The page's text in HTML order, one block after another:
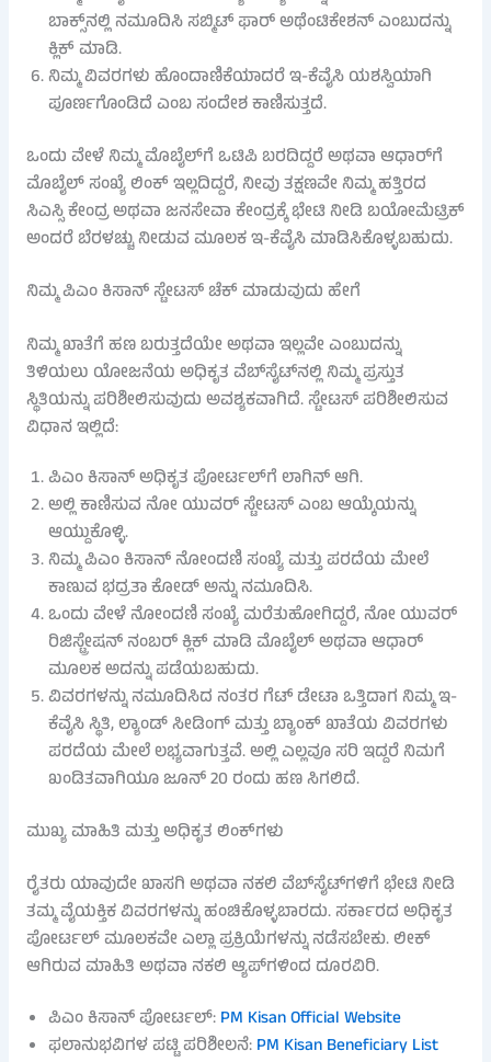
ಬಾಕ್ಸ್‌ನಲ್ಲಿ ನಮೂದಿಸಿ ಸಬ್ಮಿಟ್ ಫಾರ್ ಅಥೆಂಟಿಕೇಶನ್ ಎಂಬುದನ್ನು
ಕ್ಲಿಕ್ ಮಾಡಿ.
ನಿಮ್ಮ ವಿವರಗಳು ಹೊಂದಾಣಿಕೆಯಾದರೆ ಇ-ಕೆವೈಸಿ ಯಶಸ್ವಿಯಾಗಿ
ಪೂರ್ಣಗೊಂಡಿದೆ ಎಂಬ ಸಂದೇಶ ಕಾಣಿಸುತ್ತದೆ.
ಒಂದು ವೇಳೆ ನಿಮ್ಮ ಮೊಬೈಲ್‌ಗೆ ಒಟಿಪಿ ಬರದಿದ್ದರೆ ಅಥವಾ ಆಧಾರ್‌ಗೆ
ಮೊಬೈಲ್ ಸಂಖ್ಯೆ ಲಿಂಕ್ ಇಲ್ಲದಿದ್ದರೆ, ನೀವು ತಕ್ಷಣವೇ ನಿಮ್ಮ ಹತ್ತಿರದ
ಸಿಎಸ್ಸಿ ಕೇಂದ್ರ ಅಥವಾ ಜನಸೇವಾ ಕೇಂದ್ರಕ್ಕೆ ಭೇಟಿ ನೀಡಿ ಬಯೋಮೆಟ್ರಿಕ್
ಅಂದರೆ ಬೆರಳಚ್ಚು ನೀಡುವ ಮೂಲಕ ಇ-ಕೆವೈಸಿ ಮಾಡಿಸಿಕೊಳ್ಳಬಹುದು.
ನಿಮ್ಮ ಪಿಎಂ ಕಿಸಾನ್ ಸ್ಟೇಟಸ್ ಚೆಕ್ ಮಾಡುವುದು ಹೇಗೆ
ನಿಮ್ಮ ಖಾತೆಗೆ ಹಣ ಬರುತ್ತದೆಯೇ ಅಥವಾ ಇಲ್ಲವೇ ಎಂಬುದನ್ನು
ತಿಳಿಯಲು ಯೋಜನೆಯ ಅಧಿಕೃತ ವೆಬ್‌ಸೈಟ್‌ನಲ್ಲಿ ನಿಮ್ಮ ಪ್ರಸ್ತುತ
ಸ್ಥಿತಿಯನ್ನು ಪರಿಶೀಲಿಸುವುದು ಅವಶ್ಯಕವಾಗಿದೆ. ಸ್ಟೇಟಸ್ ಪರಿಶೀಲಿಸುವ
ವಿಧಾನ ಇಲ್ಲಿದೆ:
ಪಿಎಂ ಕಿಸಾನ್ ಅಧಿಕೃತ ಪೋರ್ಟಲ್‌ಗೆ ಲಾಗಿನ್ ಆಗಿ.
ಅಲ್ಲಿ ಕಾಣಿಸುವ ನೋ ಯುವರ್ ಸ್ಟೇಟಸ್ ಎಂಬ ಆಯ್ಕೆಯನ್ನು
ಆಯ್ದುಕೊಳ್ಳಿ.
ನಿಮ್ಮ ಪಿಎಂ ಕಿಸಾನ್ ನೋಂದಣಿ ಸಂಖ್ಯೆ ಮತ್ತು ಪರದೆಯ ಮೇಲೆ
ಕಾಣುವ ಭದ್ರತಾ ಕೋಡ್ ಅನ್ನು ನಮೂದಿಸಿ.
ಒಂದು ವೇಳೆ ನೋಂದಣಿ ಸಂಖ್ಯೆ ಮರೆತುಹೋಗಿದ್ದರೆ, ನೋ ಯುವರ್
ರಿಜಿಸ್ಟ್ರೇಷನ್ ನಂಬರ್ ಕ್ಲಿಕ್ ಮಾಡಿ ಮೊಬೈಲ್ ಅಥವಾ ಆಧಾರ್
ಮೂಲಕ ಅದನ್ನು ಪಡೆಯಬಹುದು.
ವಿವರಗಳನ್ನು ನಮೂದಿಸಿದ ನಂತರ ಗೆಟ್ ಡೇಟಾ ಒತ್ತಿದಾಗ ನಿಮ್ಮ ಇ-
ಕೆವೈಸಿ ಸ್ಥಿತಿ, ಲ್ಯಾಂಡ್ ಸೀಡಿಂಗ್ ಮತ್ತು ಬ್ಯಾಂಕ್ ಖಾತೆಯ ವಿವರಗಳು
ಪರದೆಯ ಮೇಲೆ ಲಭ್ಯವಾಗುತ್ತವೆ. ಅಲ್ಲಿ ಎಲ್ಲವೂ ಸರಿ ಇದ್ದರೆ ನಿಮಗೆ
ಖಂಡಿತವಾಗಿಯೂ ಜೂನ್ 20 ರಂದು ಹಣ ಸಿಗಲಿದೆ.
ಮುಖ್ಯ ಮಾಹಿತಿ ಮತ್ತು ಅಧಿಕೃತ ಲಿಂಕ್‌ಗಳು
ರೈತರು ಯಾವುದೇ ಖಾಸಗಿ ಅಥವಾ ನಕಲಿ ವೆಬ್‌ಸೈಟ್‌ಗಳಿಗೆ ಭೇಟಿ ನೀಡಿ
ತಮ್ಮ ವೈಯಕ್ತಿಕ ವಿವರಗಳನ್ನು ಹಂಚಿಕೊಳ್ಳಬಾರದು. ಸರ್ಕಾರದ ಅಧಿಕೃತ
ಪೋರ್ಟಲ್ ಮೂಲಕವೇ ಎಲ್ಲಾ ಪ್ರಕ್ರಿಯೆಗಳನ್ನು ನಡೆಸಬೇಕು. ಲೀಕ್
ಆಗಿರುವ ಮಾಹಿತಿ ಅಥವಾ ನಕಲಿ ಆ್ಯಪ್‌ಗಳಿಂದ ದೂರವಿರಿ.
ಪಿಎಂ ಕಿಸಾನ್ ಪೋರ್ಟಲ್:PM Kisan Official Website
ಫಲಾನುಭವಿಗಳ ಪಟ್ಟಿ ಪರಿಶೀಲನೆ:PM Kisan Beneficiary List